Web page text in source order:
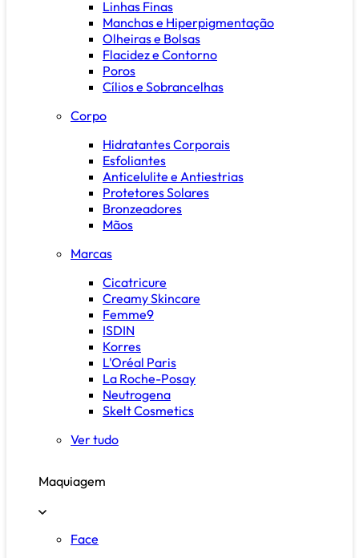
Linhas Finas
Manchas e Hiperpigmentação
Olheiras e Bolsas
Flacidez e Contorno
Poros
Cílios e Sobrancelhas
Corpo
Hidratantes Corporais
Esfoliantes
Anticelulite e Antiestrias
Protetores Solares
Bronzeadores
Mãos
Marcas
Cicatricure
Creamy Skincare
Femme9
ISDIN
Korres
L'Oréal Paris
La Roche-Posay
Neutrogena
Skelt Cosmetics
Ver tudo
Maquiagem
Face